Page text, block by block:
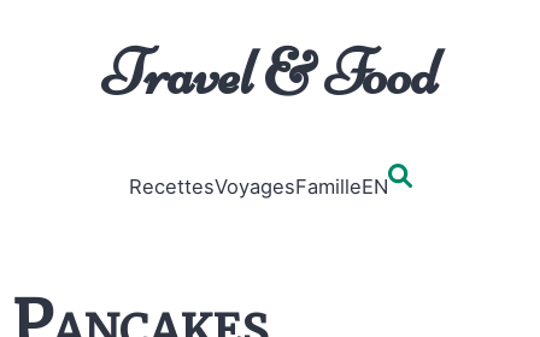
Travel & Food
RecettesVoyagesFamilleEN